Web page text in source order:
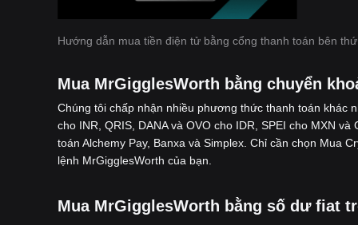
Hướng dẫn mua tiền điện tử bằng cổng thanh toán bên
Mua MrGigglesWorth bằng chuyển
Chúng tôi chấp nhận nhiều phương thức thanh toán khác
cho INR, QRIS, DANA và OVO cho IDR, SPEI cho MXN
toán Alchemy Pay, Banxa và Simplex. Chỉ cần chọn Mua
lệnh MrGigglesWorth của bạn.
Mua MrGigglesWorth bằng số dư fiat